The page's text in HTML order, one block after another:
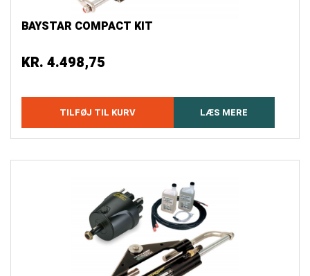
BAYSTAR COMPACT KIT
KR. 4.498,75
TILFØJ TIL KURV LÆS MERE